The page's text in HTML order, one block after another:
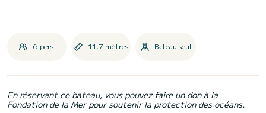
6 pers. 11,7 mètres Bateau seul
En réservant ce bateau, vous pouvez faire un don à la
Fondation de la Mer pour soutenir la protection des océans.